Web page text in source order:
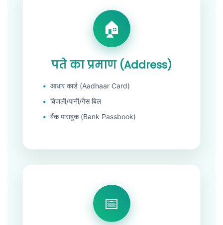
पते का प्रमाण (Address)
आधार कार्ड (Aadhaar Card)
बिजली/पानी/गैस बिल
बैंक पासबुक (Bank Passbook)